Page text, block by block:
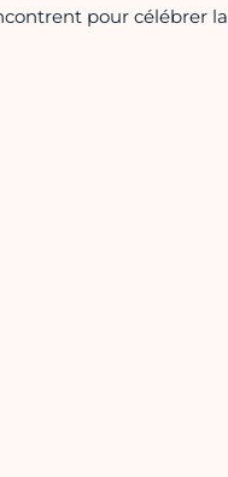
pour célébrer la